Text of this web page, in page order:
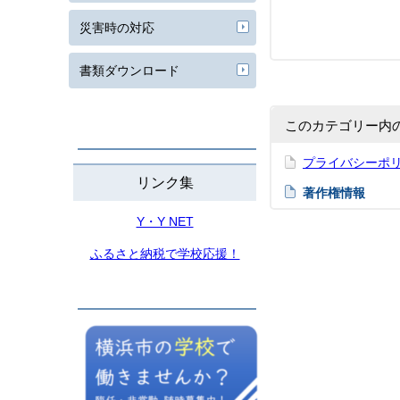
災害時の対応
書類ダウンロード
リンク集
Y・Y NET
ふるさと納税で学校応援！
このカテゴリー内
プライバシーポ
著作権情報